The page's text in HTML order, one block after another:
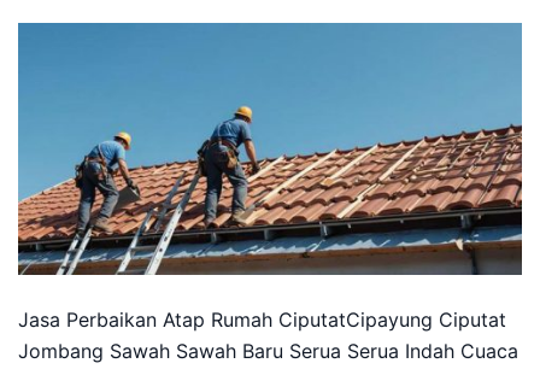
Jasa Perbaikan Atap Rumah CiputatCipayung Ciputat
Jombang Sawah Sawah Baru Serua Serua Indah Cuaca